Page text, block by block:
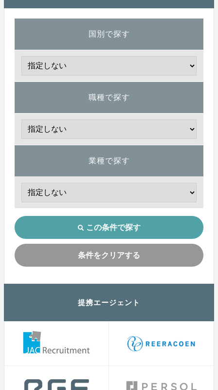
国別で探す
職種で探す
業種で探す
この条件で探す
条件をクリアする
提携エージェント